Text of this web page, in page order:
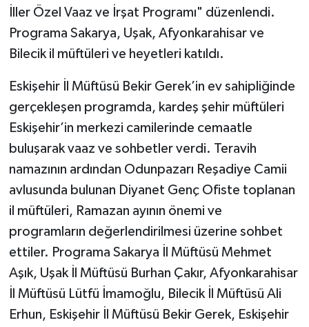
İller Özel Vaaz ve İrşat Programı" düzenlendi.
Programa Sakarya, Uşak, Afyonkarahisar ve
Bilecik il müftüleri ve heyetleri katıldı.
Eskişehir İl Müftüsü Bekir Gerek’in ev sahipliğinde
gerçekleşen programda, kardeş şehir müftüleri
Eskişehir’in merkezi camilerinde cemaatle
buluşarak vaaz ve sohbetler verdi. Teravih
namazının ardından Odunpazarı Reşadiye Camii
avlusunda bulunan Diyanet Genç Ofiste toplanan
il müftüleri, Ramazan ayının önemi ve
programların değerlendirilmesi üzerine sohbet
ettiler. Programa Sakarya İl Müftüsü Mehmet
Aşık, Uşak İl Müftüsü Burhan Çakır, Afyonkarahisar
İl Müftüsü Lütfü İmamoğlu, Bilecik İl Müftüsü Ali
Erhun, Eskişehir İl Müftüsü Bekir Gerek, Eskişehir